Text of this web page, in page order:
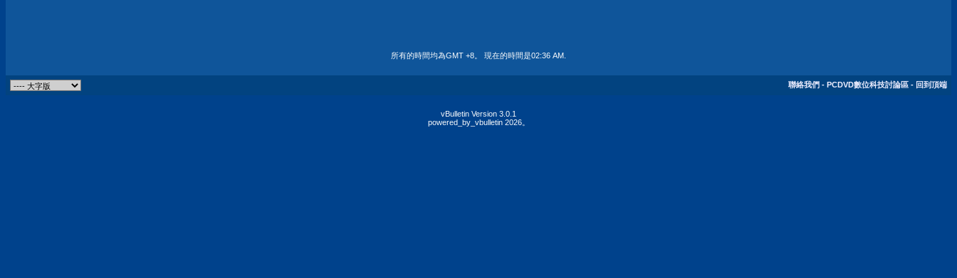
所有的時間均為GMT +8。 現在的時間是02:36 AM
聯絡我們 - PCDVD數位科技討論區 - 回到頂端
vBulletin Version 3.0.1
powered_by_vbulletin 2026。